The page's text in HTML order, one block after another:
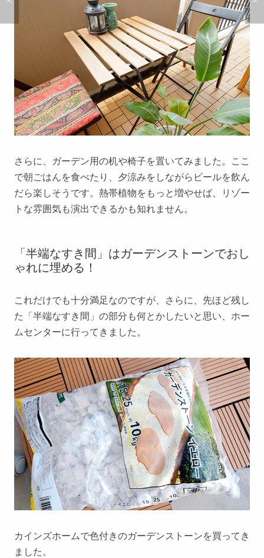
さらに、ガーデン用の机や椅子を置いてみました。ここ
で朝ごはんを食べたり、夕涼みをしながらビールを飲ん
だら楽しそうです。熱帯植物をもっと増やせば、リゾー
トな雰囲気も演出できるかも知れません。
「半端なすき間」はガーデンストーンでおし
ゃれに埋める！
これだけでも十分満足なのですが、さらに、先ほど残し
た「半端なすき間」の部分も何とかしたいと思い、ホー
ムセンターに行ってきました。
カインズホームで色付きのガーデンストーンを買ってき
ました。